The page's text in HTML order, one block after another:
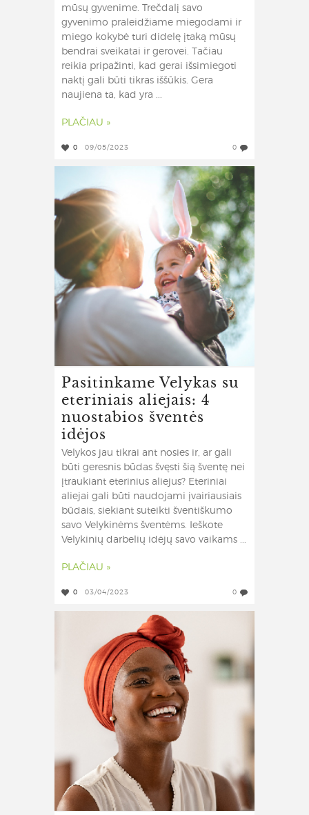
mūsų gyvenime. Trečdalį savo
gyvenimo praleidžiame miegodami ir
miego kokybė turi didelę įtaką mūsų
bendrai sveikatai ir gerovei. Tačiau
reikia pripažinti, kad gerai išsimiegoti
naktį gali būti tikras iššūkis. Gera
naujiena ta, kad yra ...
PLAČIAU »
0 09/05/2023 0
Pasitinkame Velykas su
eteriniais aliejais: 4
nuostabios šventės
idėjos
Velykos jau tikrai ant nosies ir, ar gali
būti geresnis būdas švęsti šią šventę nei
įtraukiant eterinius aliejus? Eteriniai
aliejai gali būti naudojami įvairiausiais
būdais, siekiant suteikti šventiškumo
savo Velykinėms šventėms. Ieškote
Velykinių darbelių idėjų savo vaikams ...
PLAČIAU »
0 03/04/2023 0